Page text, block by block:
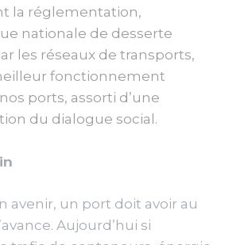
la réglementation,
nationale de desserte
les réseaux de transports,
fonctionnement
ports, assorti d’une
du dialogue social.
avenir, un port doit avoir au
Aujourd’hui si